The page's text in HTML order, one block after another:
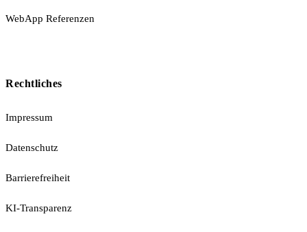
WebApp Referenzen
Rechtliches
Impressum
Datenschutz
Barrierefreiheit
KI-Transparenz